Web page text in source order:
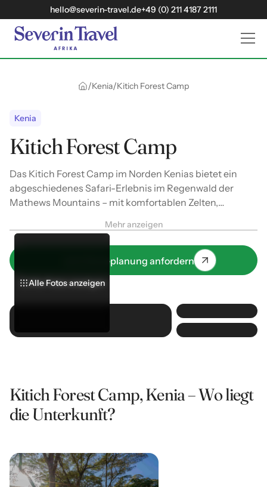
hello@severin-travel.de+49 (0) 211 4187 2111
/Kenia/Kitich Forest Camp
Kenia
Kitich Forest Camp
Das Kitich Forest Camp im Norden Kenias bietet ein
abgeschiedenes Safari-Erlebnis im Regenwald der
Mathews Mountains – mit komfortablen Zelten,
authentischem Naturkontakt.
Mehr anzeigen
Jetzt Reiseplanung anfordern
Alle Fotos anzeigen
Alle Fotos anzeigen
Alle Fotos anzeigen
Kitich Forest Camp, Kenia – Wo liegt
die Unterkunft?